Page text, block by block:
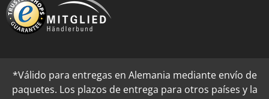
*Válido para entregas en Alemania mediante envío de
paquetes. Los plazos de entrega para otros países y la